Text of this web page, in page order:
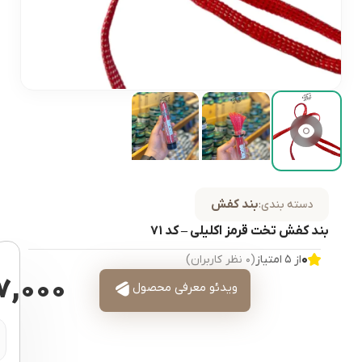
دسته بندی:بند کفش
بند کفش تخت قرمز اکلیلی – کد ۷۱
۰از ۵ امتیاز (۰ نظر کاربران)
ویدئو معرفی محصول